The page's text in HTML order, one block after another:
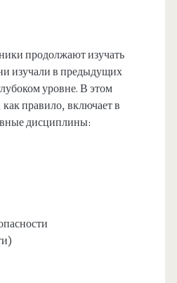
продолжают изучать
изучали в предыдущих
уровне. В этом
правило, включает в
дисциплины: